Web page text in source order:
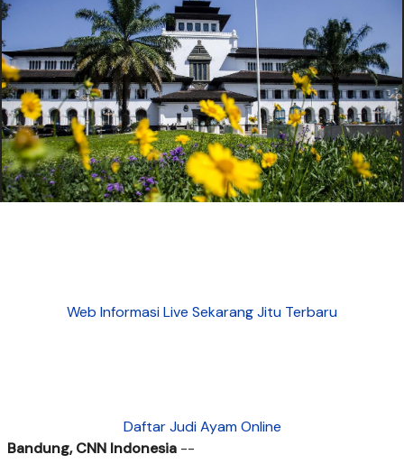
Web Informasi Live Sekarang Jitu Terbaru
Daftar Judi Ayam Online
Bandung, CNN Indonesia --